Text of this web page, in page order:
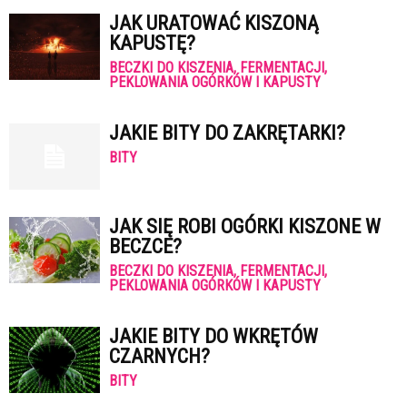
JAK URATOWAĆ KISZONĄ
KAPUSTĘ?
BECZKI DO KISZENIA, FERMENTACJI,
PEKLOWANIA OGÓRKÓW I KAPUSTY
JAKIE BITY DO ZAKRĘTARKI?
BITY
JAK SIĘ ROBI OGÓRKI KISZONE W
BECZCE?
BECZKI DO KISZENIA, FERMENTACJI,
PEKLOWANIA OGÓRKÓW I KAPUSTY
JAKIE BITY DO WKRĘTÓW
CZARNYCH?
BITY